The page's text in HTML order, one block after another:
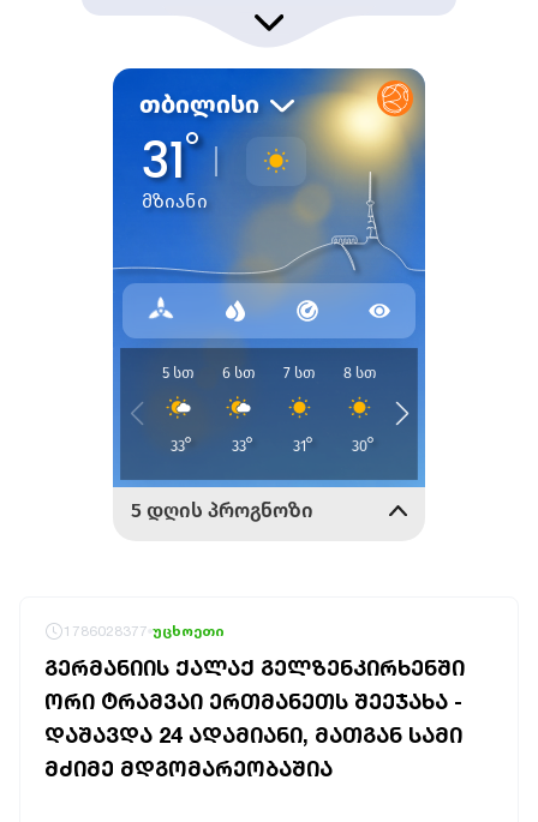
1786028377 უცხოეთი
ᲒᲔᲠᲛᲐᲜᲘᲘᲡ ᲥᲐᲚᲐᲥ ᲒᲔᲚᲖᲔᲜᲙᲘᲠᲮᲔᲜᲨᲘ
ᲝᲠᲘ ᲢᲠᲐᲛᲕᲐᲘ ᲔᲠᲗᲛᲐᲜᲔᲗᲡ ᲨᲔᲔᲯᲐᲮᲐ -
ᲓᲐᲨᲐᲕᲓᲐ 24 ᲐᲓᲐᲛᲘᲐᲜᲘ, ᲛᲐᲗᲒᲐᲜ ᲡᲐᲛᲘ
ᲛᲫᲘᲛᲔ ᲛᲓᲒᲝᲛᲐᲠᲔᲝᲑᲐᲨᲘᲐ